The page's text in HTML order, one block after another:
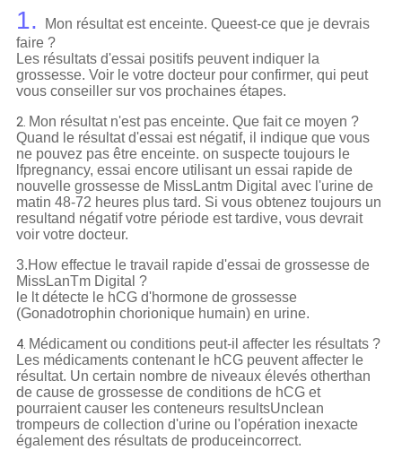
1.
Mon résultat est enceinte. Queest-ce que je devrais
faire ?
Les résultats d'essai positifs peuvent indiquer la
grossesse. Voir le votre docteur pour confirmer, qui peut
vous conseiller sur vos prochaines étapes.
2. Mon résultat n'est pas enceinte. Que fait ce moyen ?
Quand le résultat d'essai est négatif, il indique que vous
ne pouvez pas être enceinte. on suspecte toujours le
lfpregnancy, essai encore utilisant un essai rapide de
nouvelle grossesse de MissLantm Digital avec l'urine de
matin 48-72 heures plus tard. Si vous obtenez toujours un
resultand négatif votre période est tardive, vous devrait
voir votre docteur.
3.How effectue le travail rapide d'essai de grossesse de
MissLanTm Digital ?
le lt détecte le hCG d'hormone de grossesse
(Gonadotrophin chorionique humain) en urine.
4. Médicament ou conditions peut-il affecter les résultats ?
Les médicaments contenant le hCG peuvent affecter le
résultat. Un certain nombre de niveaux élevés otherthan
de cause de grossesse de conditions de hCG et
pourraient causer les conteneurs resultsUnclean
trompeurs de collection d'urine ou l'opération inexacte
également des résultats de produceincorrect.